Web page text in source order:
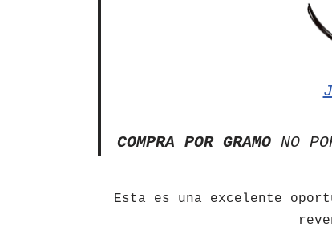
COMPRA POR GRAMO NO
Esta es una excelente